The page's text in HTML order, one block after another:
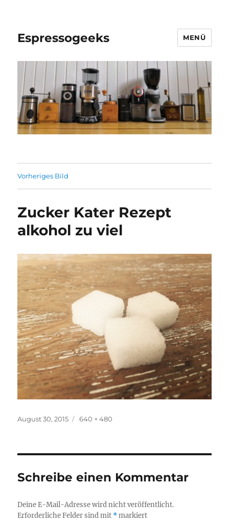
Espressogeeks MENÜ
Vorheriges Bild
Zucker Kater Rezept
alkohol zu viel
Veröffentlicht
August 30, 2015
Volle
640 × 480
Schreibe einen Kommentar
Deine E-Mail-Adresse wird nicht veröffentlicht.
Erforderliche Felder sind mit *markiert